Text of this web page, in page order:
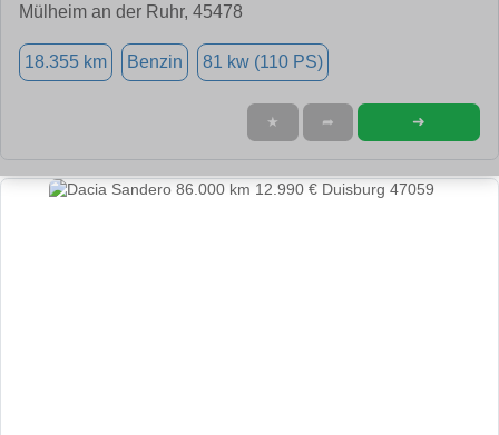
Mülheim an der Ruhr, 45478
18.355 km Benzin 81 kw (110 PS)
★ ➦ ➜